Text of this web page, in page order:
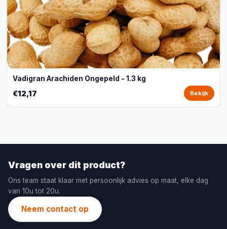
Vadigran Arachiden Ongepeld - 1.3 kg
€12,17 Bekijk
Vragen over dit product?
Ons team staat klaar met persoonlijk advies op maat, elke dag
van 10u tot 20u.
Neem contact op